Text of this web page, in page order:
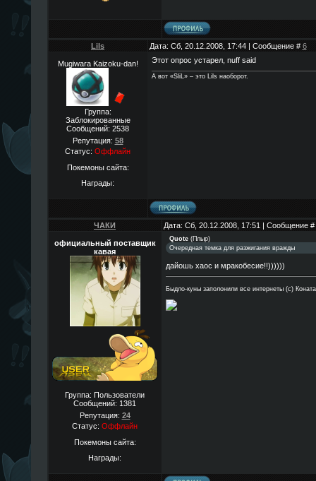
Lils Дата: Сб, 20.12.2008, 17:44 | Сообщение # 6
Mugiwara Kaizoku-dan!
Группа:
Заблокированные
Сообщений: 2538
Репутация: 58
Статус: Оффлайн
Покемоны сайта:
Награды:
Этот опрос устарел, nuff said
А вот «SliL» – это Lils наоборот.
ЧАКИ Дата: Сб, 20.12.2008, 17:51 | Сообщение #
официальный поставщик
кавая
Группа: Пользователи
Сообщений: 1381
Репутация: 24
Статус: Оффлайн
Покемоны сайта:
Награды:
Quote(Плыр)
Очередная темка для разжигания вражды
дайошь хаос и мракобесие!!))))))
Быдло-куны заполонили все интернеты (с)